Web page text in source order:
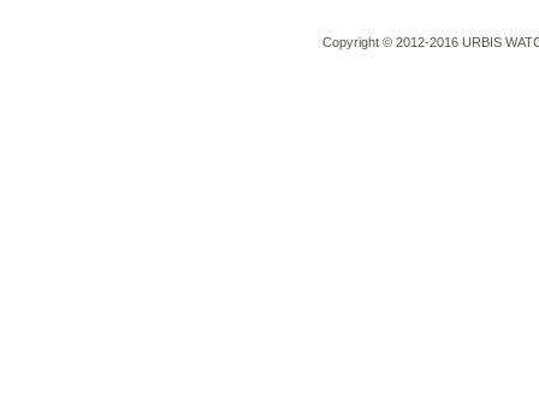
Copyright © 2012-2016 URBIS